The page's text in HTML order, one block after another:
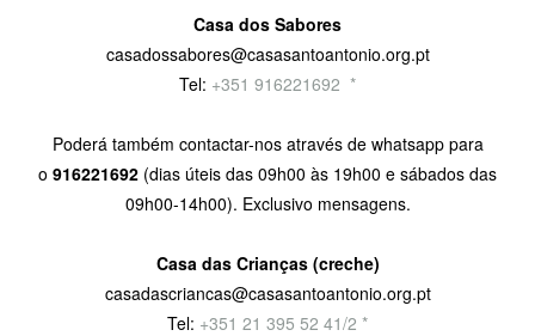
Casa dos Sabores
casadossabores@casasantoantonio.org.pt
Tel: +351 916221692 *
Poderá também contactar-nos através de whatsapp para
o 916221692 (dias úteis das 09h00 às 19h00 e sábados das
09h00-14h00). Exclusivo mensagens.
Casa das Crianças (creche)
casadascriancas@casasantoantonio.org.pt
Tel: +351 21 395 52 41/2 *